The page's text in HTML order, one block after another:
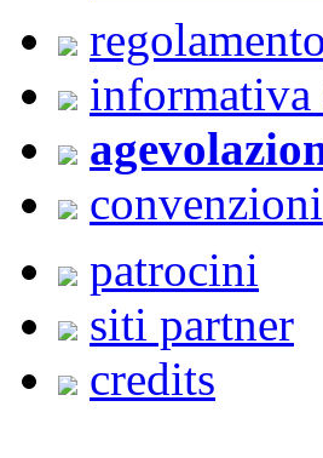
regolamento
convenzioni
patrocini
siti partner
credits